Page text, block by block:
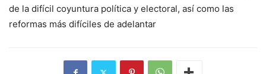
de la difícil coyuntura política y electoral, así como las
reformas más difíciles de adelantar